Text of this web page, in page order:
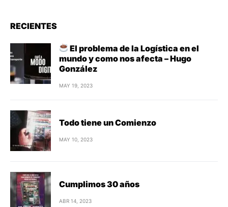
RECIENTES
El problema de la Logística en el
mundo y como nos afecta – Hugo
González
MAY 19, 2023
Todo tiene un Comienzo
MAY 10, 2023
Cumplimos 30 años
ABR 14, 2023